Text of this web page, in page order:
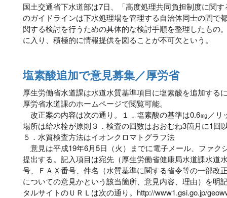
国土交通省下水道部は7日、「高度処理共同負担制度に関
のガイドラインは下水処理場を管理する自治体同士の間で
関する検討を行うための具体的な検討手順を整理したもの
に入り、積極的に情報提供を図ることが不可欠という。
塩素酸追加で意見募集／厚労省
厚生労働省水道課は水道水質基準項目に塩素酸を追加する
厚労省水道課のホームページで閲覧可能。
改正案の内容は次の通り。１．塩素酸の基準は0.6㎎／リ
場所は給水栓が原則３．検査の回数はおおむね3箇月に1回
５．水質検査方法はイオンクロマトグラフ法
意見は平成19年6月5日（火）までに電子メール、ファク
提出する。記入項目は宛先（厚生労働省健康局水道課水道
号、ＦＡＸ番号、件名（水質基準に関する省令等の一部改
についての意見かという該当箇所、意見内容、理由）を明
タルサイトのＵＲＬは次の通り。http://www1.gsi.go.jp/